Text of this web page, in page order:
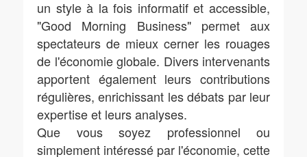
un style à la fois informatif et accessible,
"Good Morning Business" permet aux
spectateurs de mieux cerner les rouages
de l'économie globale. Divers intervenants
apportent également leurs contributions
régulières, enrichissant les débats par leur
expertise et leurs analyses.
Que vous soyez professionnel ou
simplement intéressé par l'économie, cette